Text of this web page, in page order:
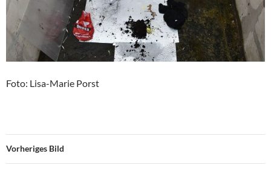
Foto: Lisa-Marie Porst
Vorheriges Bild